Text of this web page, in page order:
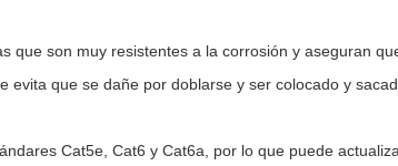
que son muy resistentes a la corrosión y aseguran
que se dañe por doblarse y ser colocado y
Cat5e, Cat6 y Cat6a, por lo que puede